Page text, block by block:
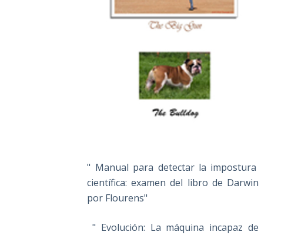
" Manual para detectar la impostura
científica: examen del libro de Darwin
por Flourens"
" Evolución: La máquina incapaz de